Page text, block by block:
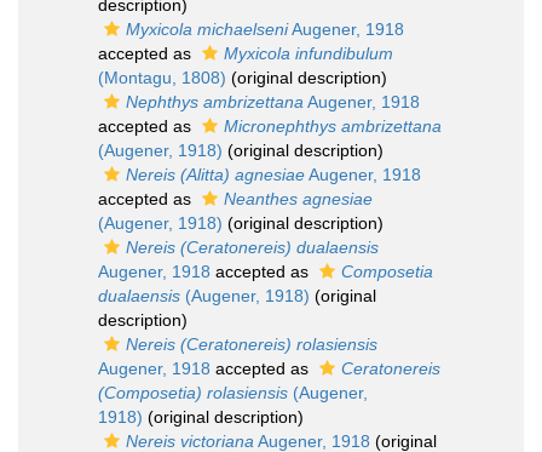
description)
Myxicola michaelseniAugener, 1918
accepted as
Myxicola infundibulum
(Montagu, 1808) (original description)
Nephthys ambrizettana Augener, 1918
accepted as
Micronephthys ambrizettana
(Augener, 1918) (original description)
Nereis (Alitta) agnesiaeAugener, 1918
accepted as
Neanthes agnesiae
(Augener, 1918) (original description)
Nereis (Ceratonereis) dualaensis
Augener, 1918 accepted as
Composetia
dualaensis (Augener, 1918) (original
description)
Nereis (Ceratonereis) rolasiensis
Augener, 1918 accepted as
Ceratonereis
(Composetia) rolasiensis (Augener,
1918) (original description)
Nereis victoriana Augener, 1918 (original